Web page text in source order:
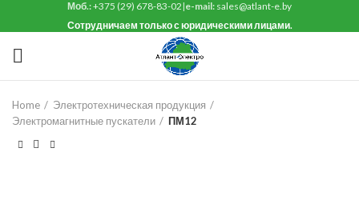
Моб.:+375 (29) 678-83-02 |e-mail: sales@atlant-e.by
Сотрудничаем только с юридическими лицами.
Home
Электротехническая продукция
Электромагнитные пускатели
ПМ12